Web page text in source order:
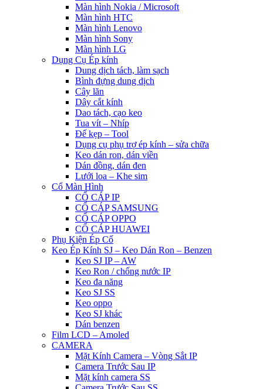
Màn hình Nokia / Microsoft
Màn hình HTC
Màn hình Lenovo
Màn hình Sony
Màn hình LG
Dụng Cụ Ép kính
Dung dịch tách, làm sạch
Bình đựng dung dịch
Cây lăn
Dây cắt kính
Dao tách, cạo keo
Tua vít – Nhíp
Đế kẹp – Tool
Dụng cụ phụ trợ ép kính – sửa chữa
Keo dán ron, dán viền
Dán đồng, dán đen
Lưới loa – Khe sim
Cổ Màn Hình
CỔ CÁP IP
CỔ CÁP SAMSUNG
CỔ CÁP OPPO
CỔ CÁP HUAWEI
Phụ Kiện Ép Cố
Keo Ép Kính SJ – Keo Dán Ron – Benzen
Keo SJ IP – AW
Keo Ron / chống nước IP
Keo đa năng
Keo SJ SS
Keo oppo
Keo SJ khác
Dán benzen
Film LCD – Amoled
CAMERA
Mặt Kính Camera – Vòng Sắt IP
Camera Trước Sau IP
Mặt kính camera SS